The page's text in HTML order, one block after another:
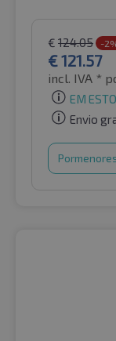
€ 124.05 -
€121.57
incl. IVA *
EM
Envio